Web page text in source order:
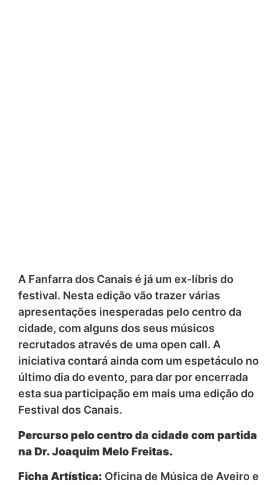
A Fanfarra dos Canais é já um ex-líbris do
festival. Nesta edição vão trazer várias
apresentações inesperadas pelo centro da
cidade, com alguns dos seus músicos
recrutados através de uma open call. A
iniciativa contará ainda com um espetáculo no
último dia do evento, para dar por encerrada
esta sua participação em mais uma edição do
Festival dos Canais.
Percurso pelo centro da cidade com partida
na Dr. Joaquim Melo Freitas.
Ficha Artística: Oficina de Música de Aveiro e